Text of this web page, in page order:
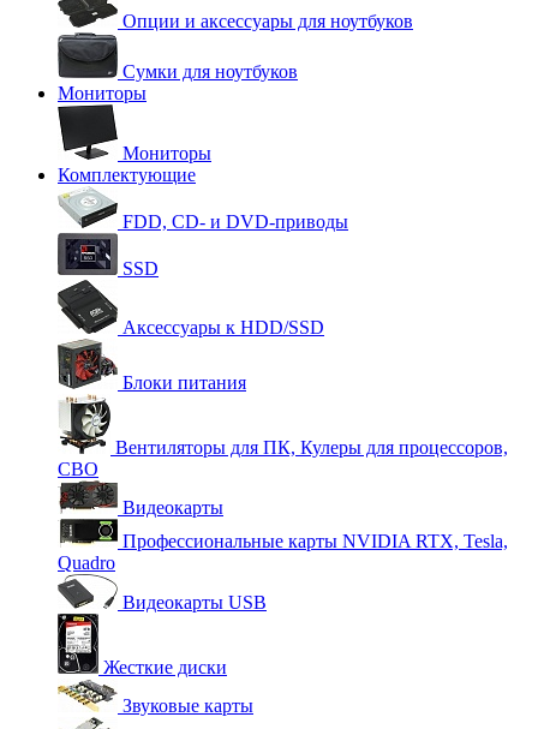
Опции и аксессуары для ноутбуков
Сумки для ноутбуков
Мониторы
Мониторы
Комплектующие
FDD, CD- и DVD-приводы
SSD
Аксессуары к HDD/SSD
Блоки питания
Вентиляторы для ПК, Кулеры для процессоров,
СВО
Видеокарты
Профессиональные карты NVIDIA RTX, Tesla,
Quadro
Видеокарты USB
Жесткие диски
Звуковые карты